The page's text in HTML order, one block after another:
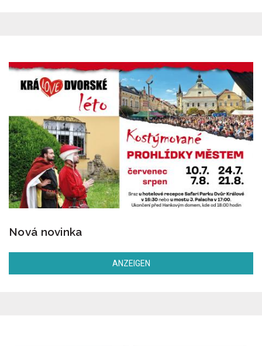
Nová novinka
ANZEIGEN